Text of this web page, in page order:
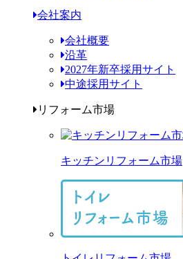
会社案内
会社概要
沿革
2027年新卒採用サイト
中途採用サイト
リフォーム市場
キッチンリフォーム市場